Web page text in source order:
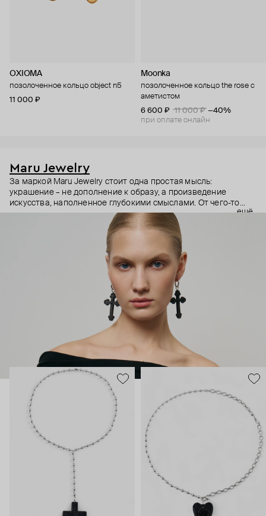
OXIOMA
позолоченное кольцо object n5
11 000 ₽
Moonka
позолоченное кольцо the rose с
аметистом
6 600 ₽
11 000 ₽ −40%
при оплате онлайн
Maru Jewelry
За маркой Maru Jewelry стоит одна простая мысль:
украшение – не дополнение к образу, а произведение
искусства, наполненное глубокими смыслами. От чего-то
очень личного – любви к своему телу – до масштабного –
открытости миру и другим культурам. Основательница
бренда Мария Калемагина не ограничивает себя в выборе
источников вдохновения. Линии женской фигуры,
магические символы и целые направления в искусстве – все
это находит отражение в коллекциях Maru Jewelry.
Украшения Maru Jewelry для тех, кто тоже считает, что арт-
объектам место не только в музеях.
ещё